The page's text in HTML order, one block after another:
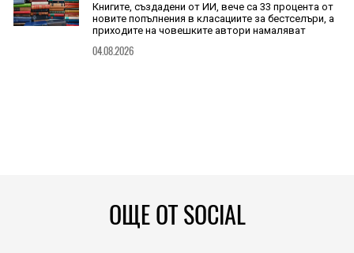
Книгите, създадени от ИИ, вече са 33 процента от
новите попълнения в класациите за бестселъри, а
приходите на човешките автори намаляват
04.08.2026
ОЩЕ ОТ SOCIAL